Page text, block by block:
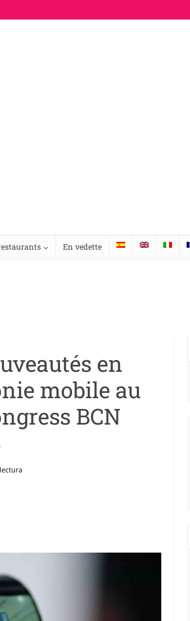
En vedette
en
mobile au
BCN